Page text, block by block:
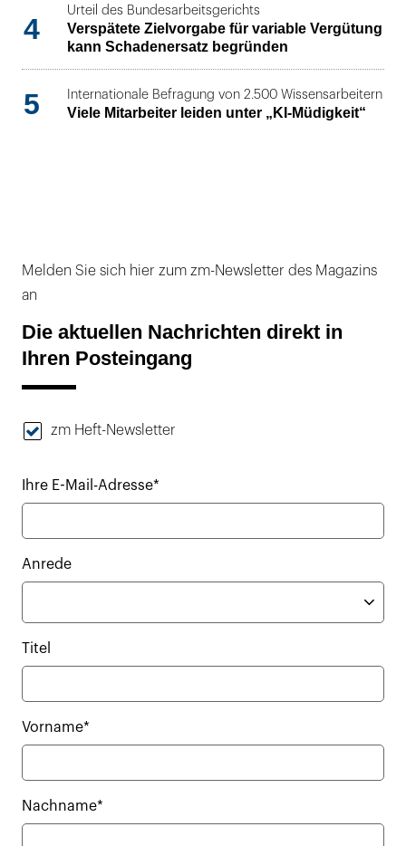
4
Urteil des Bundesarbeitsgerichts
Verspätete Zielvorgabe für variable Vergütung
kann Schadenersatz begründen
5 Internationale Befragung von 2.500 Wissensarbeitern
Viele Mitarbeiter leiden unter „KI-Müdigkeit“
Melden Sie sich hier zum zm-Newsletter des Magazins
an
Die aktuellen Nachrichten direkt in
Ihren Posteingang
zm Heft-Newsletter
Ihre E-Mail-Adresse*
Anrede
Titel
Vorname*
Nachname*